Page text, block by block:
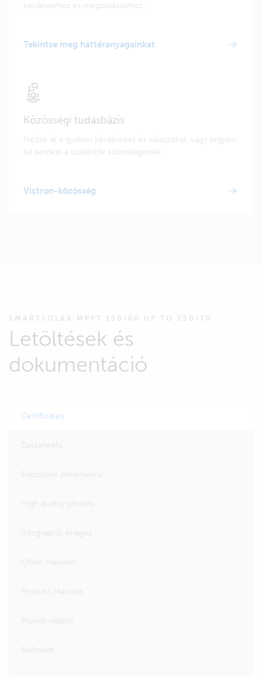
kérdésekhez és megoldásokhoz.
Tekintse meg háttéranyagainkat
Közösségi tudásbázis
Nézze át a gyakori kérdéseket és válaszokat, vagy tegyen
fel kérdést a szakértők közösségének.
Victron-közösség
SMARTSOLAR MPPT 150/60 UP TO 250/70
Letöltések és
dokumentáció
Certificates